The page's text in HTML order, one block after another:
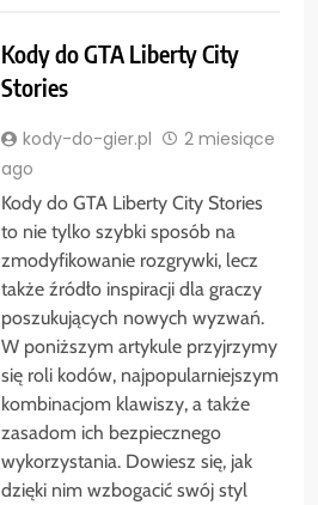
Kody do GTA Liberty City
Stories
kody-do-gier.pl
2 miesiące
ago
Kody do GTA Liberty City Stories
to nie tylko szybki sposób na
zmodyfikowanie rozgrywki, lecz
także źródło inspiracji dla graczy
poszukujących nowych wyzwań.
W poniższym artykule przyjrzymy
się roli kodów, najpopularniejszym
kombinacjom klawiszy, a także
zasadom ich bezpiecznego
wykorzystania. Dowiesz się, jak
dzięki nim wzbogacić swój styl